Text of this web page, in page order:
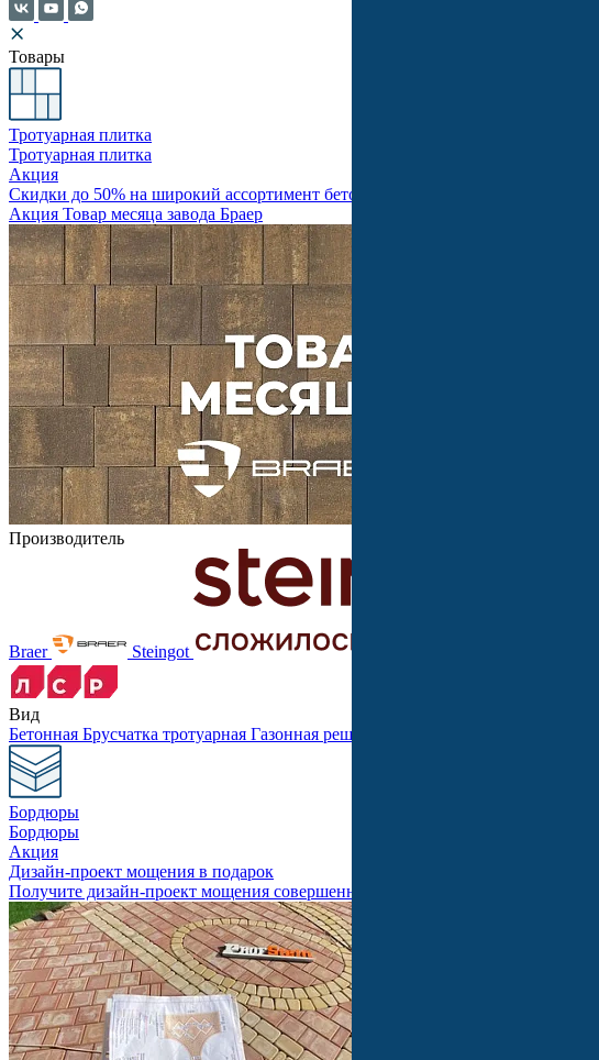
Товары
Тротуарная плитка
Тротуарная плитка
Акция
Скидки до 50% на широкий ассортимент бетонной продукции завода BRAER!
Акция Товар месяца завода Браер
Производитель
Braer Steingot
Вид
Бетонная Брусчатка тротуарная Газонная решетка
Бордюры
Бордюры
Акция
Дизайн-проект мощения в подарок
Получите дизайн-проект мощения совершенно бесплатно!